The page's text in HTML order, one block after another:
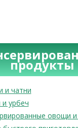
продукты
и чатни
урбеч
овощи